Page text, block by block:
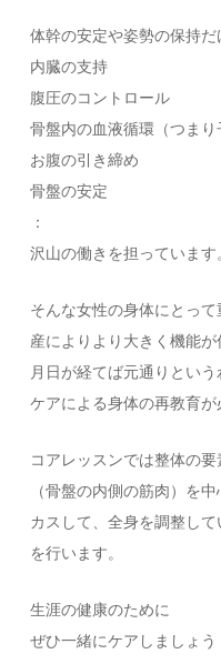
体幹の安定や姿勢の保持だ
内臓の支持
腹圧のコントロール
骨盤内の血液循環（つまり
お腹の引き締め
骨盤の安定
：
沢山の働きを担っています
そんな女性の身体にとっ
産によりより大きく機能が
月日が経てば元通りという
ケアによる身体の再教育が
コアレッスンでは整体の
（骨盤の内側の筋肉）を
カスして、全身を調整して
を行います。
生涯の健康のために
ぜひ一緒にケアしましょう